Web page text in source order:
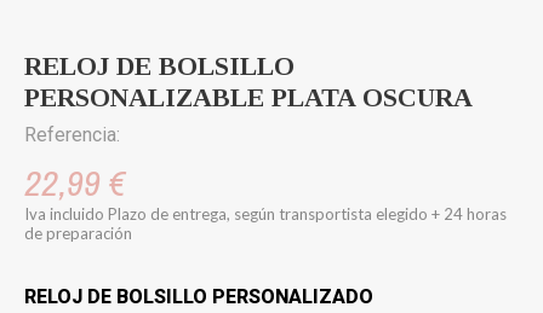
RELOJ DE BOLSILLO
PERSONALIZABLE PLATA OSCURA
Referencia:
22,99 €
Iva incluido Plazo de entrega, según transportista elegido + 24 horas
de preparación
RELOJ DE BOLSILLO PERSONALIZADO